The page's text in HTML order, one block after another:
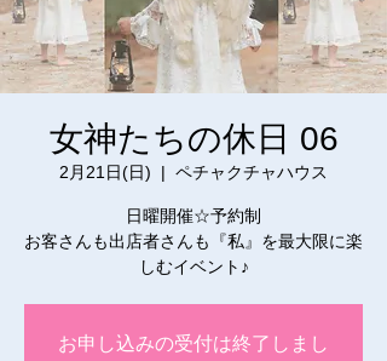
女神たちの休日 06
2月21日(日)
  |
ペチャクチャハウス
日曜開催☆予約制
お客さんも出店者さんも『私』を最大限に楽
しむイベント♪
お申し込みの受付は終了しまし